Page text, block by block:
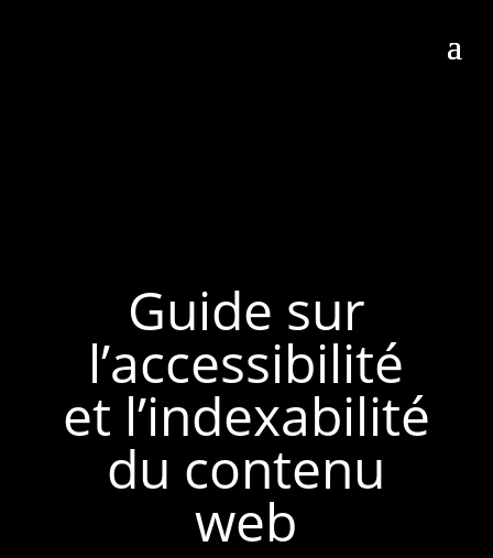
Guide sur
l’accessibilité
et l’indexabilité
du contenu
web